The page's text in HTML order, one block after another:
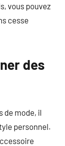
vous pouvez
cesse
des
de mode, il
personnel.